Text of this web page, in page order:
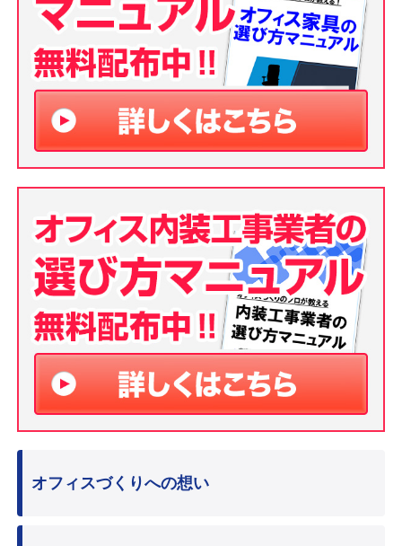
オフィスづくりへの想い